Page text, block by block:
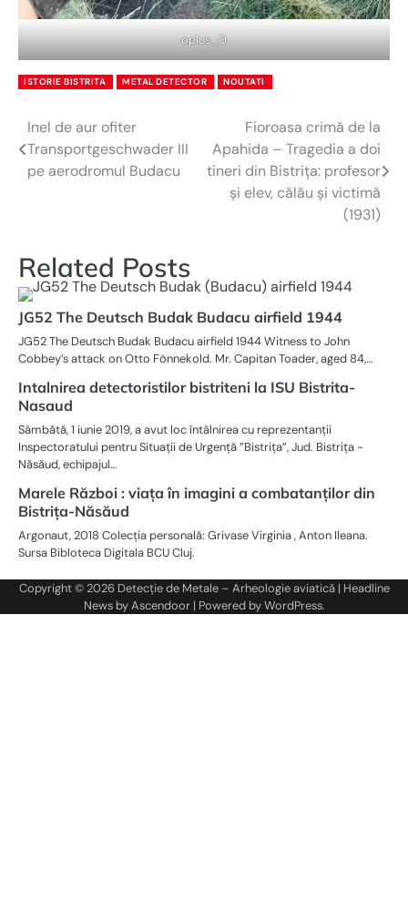
oplus_0
ISTORIE BISTRITA METAL DETECTOR NOUTATI
Navigare
în
Inel de aur ofiter
Transportgeschwader III
pe aerodromul Budacu
Fioroasa crimă de la
Apahida – Tragedia a doi
tineri din Bistrița: profesor
și elev, călău și victimă
(1931)
Related Posts
JG52 The Deutsch Budak Budacu airfield 1944
JG52 The Deutsch Budak Budacu airfield 1944 Witness to John
Cobbey’s attack on Otto Fönnekold. Mr. Capitan Toader, aged 84,…
Intalnirea detectoristilor bistriteni la ISU Bistrita-
Nasaud
Sâmbătă, 1 iunie 2019, a avut loc întâlnirea cu reprezentanții
Inspectoratului pentru Situații de Urgență ”Bistrița”, Jud. Bistrița -
Năsăud, echipajul…
Marele Război : viața în imagini a combatanților din
Bistrița-Năsăud
Argonaut, 2018 Colecția personală: Grivase Virginia , Anton Ileana.
Sursa Bibloteca Digitala BCU Cluj.
Copyright © 2026 Detecție de Metale – Arheologie aviatică| Headline
News byAscendoor| Powered byWordPress.